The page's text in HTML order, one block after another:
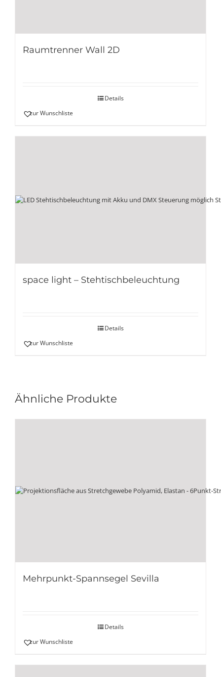
Raumtrenner Wall 2D
Details
zur Wunschliste
space light – Stehtischbeleuchtung
Details
zur Wunschliste
Ähnliche Produkte
Mehrpunkt-Spannsegel Sevilla
Details
zur Wunschliste